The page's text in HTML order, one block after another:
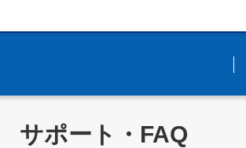
サポート・FAQ